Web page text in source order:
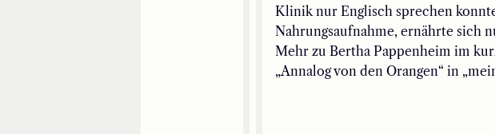
Klinik nur Englisch sprechen
Nahrungsaufnahme, ernährte sich
Mehr zu Bertha Pappenheim im k
„Annalog von den Orangen“ in